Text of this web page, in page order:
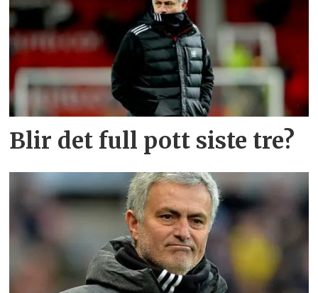
Blir det full pott siste tre?